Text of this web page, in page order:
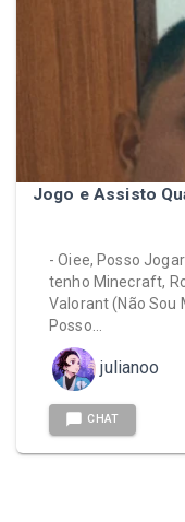
Jogo e Assisto
- Oiee, Posso
tenho Minecraft,
Valorant (Não Sou
Posso…
julianoo
CHAT